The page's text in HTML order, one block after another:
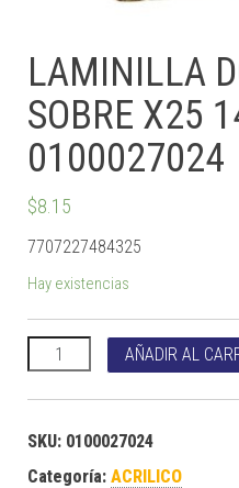
LAMINILLA
SOBRE X25
0100027024
$8.15
7707227484325
Hay existencias
LAMINILLA DORADA
AÑADIR AL
SKU: 0100027024
Categoría: ACRILICO